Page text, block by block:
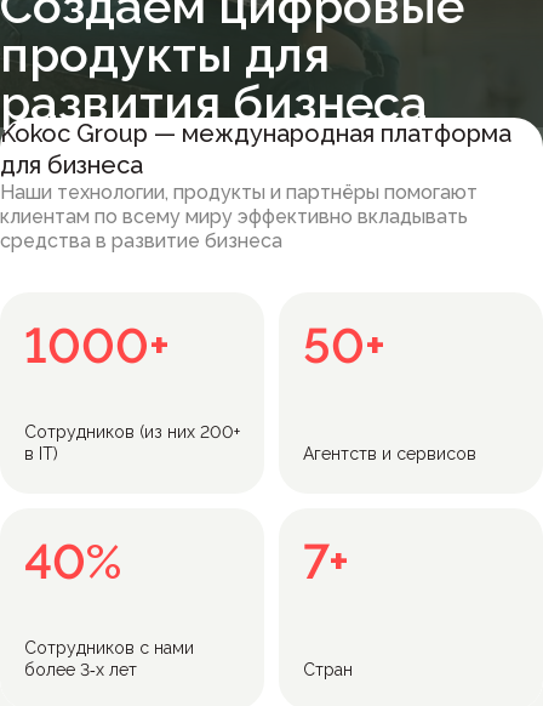
продукты для
развития бизнеса
Kokoc Group — международная платформа
для бизнеса
Наши технологии, продукты и партнёры помогают
клиентам по всему миру эффективно вкладывать
средства в развитие бизнеса
1000+
Cотрудников (из них 200+
в IT)
50+
Агентств и сервисов
40%
Сотрудников с нами
более 3‑х лет
7+
Стран